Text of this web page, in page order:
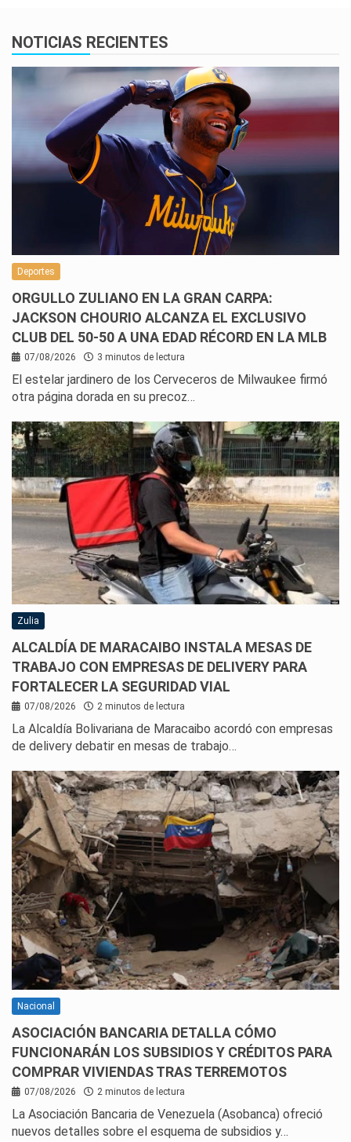
NOTICIAS RECIENTES
Deportes
ORGULLO ZULIANO EN LA GRAN CARPA:
JACKSON CHOURIO ALCANZA EL EXCLUSIVO
CLUB DEL 50-50 A UNA EDAD RÉCORD EN LA MLB
07/08/2026 3 minutos de lectura
El estelar jardinero de los Cerveceros de Milwaukee firmó
otra página dorada en su precoz…
Zulia
ALCALDÍA DE MARACAIBO INSTALA MESAS DE
TRABAJO CON EMPRESAS DE DELIVERY PARA
FORTALECER LA SEGURIDAD VIAL
07/08/2026 2 minutos de lectura
La Alcaldía Bolivariana de Maracaibo acordó con empresas
de delivery debatir en mesas de trabajo…
Nacional
ASOCIACIÓN BANCARIA DETALLA CÓMO
FUNCIONARÁN LOS SUBSIDIOS Y CRÉDITOS PARA
COMPRAR VIVIENDAS TRAS TERREMOTOS
07/08/2026 2 minutos de lectura
La Asociación Bancaria de Venezuela (Asobanca) ofreció
nuevos detalles sobre el esquema de subsidios y…